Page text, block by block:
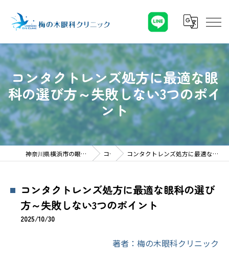
コンタクトレンズ処方に最適な眼
科の選び方～失敗しない3つのポイ
ント
神奈川県横浜市の眼科なら梅の木眼科クリニック コラム コンタクトレンズ処方に最適な眼科の選び方～失敗しない3つのポイント
コンタクトレンズ処方に最適な眼科の選び
方～失敗しない3つのポイント
2025/10/30
著者：梅の木眼科クリニック